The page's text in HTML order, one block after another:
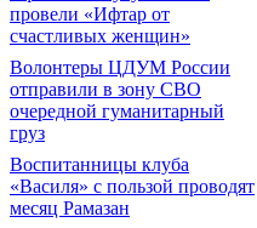
провели «Ифтар от
счастливых женщин»
Волонтеры ЦДУМ России
отправили в зону СВО
очередной гуманитарный
груз
Воспитанницы клуба
«Василя» с пользой проводят
месяц Рамазан